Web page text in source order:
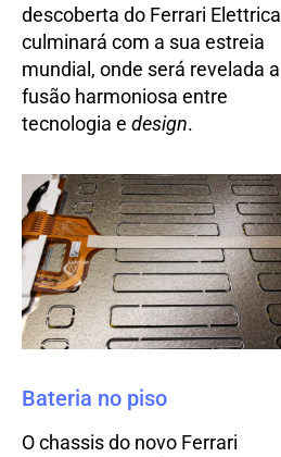
descoberta do Ferrari Elettrica
culminará com a sua estreia
mundial, onde será revelada a
fusão harmoniosa entre
tecnologia e design.
Bateria no piso
O chassis do novo Ferrari